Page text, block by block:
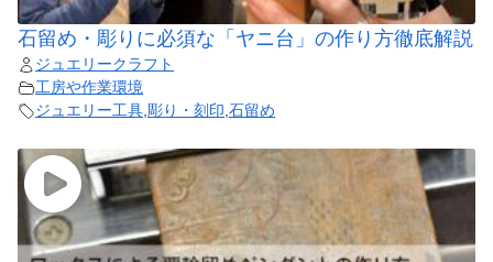
石留め・彫りに必須な「ヤニ台」の作り方徹底解説
ジュエリークラフト
工房や作業環境
ジュエリー工具,彫り・刻印,石留め